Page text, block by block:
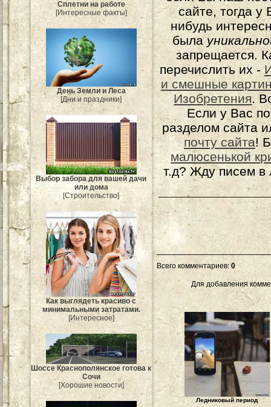
Сплетни на работе
[Интересные факты]
День Земли и Леса
[Дни и праздники]
Выбор забора для вашей дачи
или дома
[Строительство]
Как выглядеть красиво с
минимальными затратами.
[Интересное]
Шоссе Краснополянское готова к
Сочи
[Хорошие новости]
сайте, тогда у
нибудь
была
запрещается.
перечислить их -
и смешные
Изобретения.
Если у Вас
разделом сайта
почту сайта!
малюсенькой
т.д? Жду писем в
Всего комментариев: 0
Для добавления
Ледниковый период